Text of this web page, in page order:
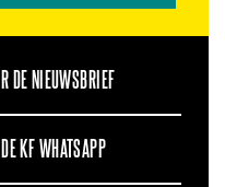
DE NIEUWSBRIEF
KF WHATSAPP